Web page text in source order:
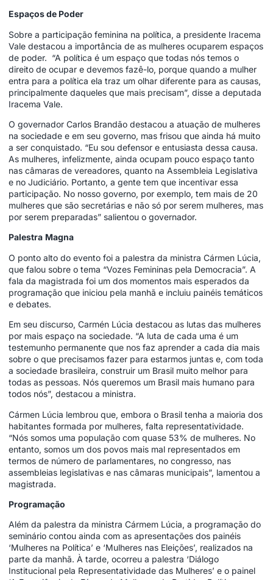
Espaços de Poder
Sobre a participação feminina na política, a presidente Iracema
Vale destacou a importância de as mulheres ocuparem espaços
de poder. “A política é um espaço que todas nós temos o
direito de ocupar e devemos fazê-lo, porque quando a mulher
entra para a política ela traz um olhar diferente para as causas,
principalmente daqueles que mais precisam”, disse a deputada
Iracema Vale.
O governador Carlos Brandão destacou a atuação de mulheres
na sociedade e em seu governo, mas frisou que ainda há muito
a ser conquistado. “Eu sou defensor e entusiasta dessa causa.
As mulheres, infelizmente, ainda ocupam pouco espaço tanto
nas câmaras de vereadores, quanto na Assembleia Legislativa
e no Judiciário. Portanto, a gente tem que incentivar essa
participação. No nosso governo, por exemplo, tem mais de 20
mulheres que são secretárias e não só por serem mulheres, mas
por serem preparadas” salientou o governador.
Palestra Magna
O ponto alto do evento foi a palestra da ministra Cármen Lúcia,
que falou sobre o tema “Vozes Femininas pela Democracia”. A
fala da magistrada foi um dos momentos mais esperados da
programação que iniciou pela manhã e incluiu painéis temáticos
e debates.
Em seu discurso, Carmén Lúcia destacou as lutas das mulheres
por mais espaço na sociedade. “A luta de cada uma é um
testemunho permanente que nos faz aprender a cada dia mais
sobre o que precisamos fazer para estarmos juntas e, com toda
a sociedade brasileira, construir um Brasil muito melhor para
todas as pessoas. Nós queremos um Brasil mais humano para
todos nós”, destacou a ministra.
Cármen Lúcia lembrou que, embora o Brasil tenha a maioria dos
habitantes formada por mulheres, falta representatividade.
“Nós somos uma população com quase 53% de mulheres. No
entanto, somos um dos povos mais mal representados em
termos de número de parlamentares, no congresso, nas
assembleias legislativas e nas câmaras municipais”, lamentou a
magistrada.
Programação
Além da palestra da ministra Cármem Lúcia, a programação do
seminário contou ainda com as apresentações dos painéis
‘Mulheres na Política’ e ‘Mulheres nas Eleições’, realizados na
parte da manhã. À tarde, ocorreu a palestra ‘Diálogo
Institucional pela Representatividade das Mulheres’ e o painel